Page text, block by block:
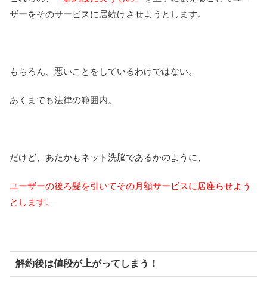
ザーをそのサービスに居続けさせようとします。
もちろん、悪いことをしているわけではない。
あくまでも法律の範囲内。
だけど、あたかもネット洗脳であるかのように、
ユーザーの後ろ髪を引いてその月額サービスに居座らせよう
とします。
解約後は値段が上がってしまう！